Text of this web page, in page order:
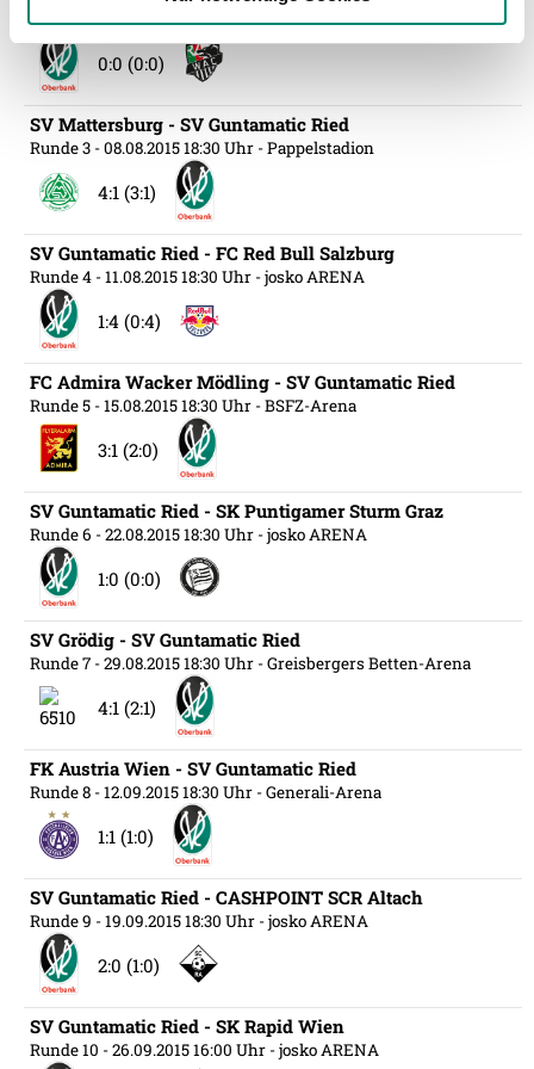
gesammelt haben.
Weitere Details, insbesondere zu Speicherdauer und
Empfänger entnehmen Sie unserer
Datenschutzerklärung
Runde 2- 02.08.2015 16:30 Uhr- josko ARENA
0:0 (0:0)
SV Mattersburg - SV Guntamatic Ried
Runde 3 - 08.08.2015 18:30 Uhr - Pappelstadion
4:1 (3:1)
SV Guntamatic Ried - FC Red Bull Salzburg
Runde 4 - 11.08.2015 18:30 Uhr - josko ARENA
1:4 (0:4)
FC Admira Wacker Mödling - SV Guntamatic Ried
Runde 5 - 15.08.2015 18:30 Uhr - BSFZ-Arena
3:1 (2:0)
SV Guntamatic Ried - SK Puntigamer Sturm Graz
Runde 6 - 22.08.2015 18:30 Uhr - josko ARENA
1:0 (0:0)
SV Grödig - SV Guntamatic Ried
Runde 7 - 29.08.2015 18:30 Uhr - Greisbergers Betten-Arena
4:1 (2:1)
FK Austria Wien - SV Guntamatic Ried
Runde 8 - 12.09.2015 18:30 Uhr - Generali-Arena
1:1 (1:0)
SV Guntamatic Ried - CASHPOINT SCR Altach
Runde 9 - 19.09.2015 18:30 Uhr - josko ARENA
2:0 (1:0)
SV Guntamatic Ried - SK Rapid Wien
Runde 10 - 26.09.2015 16:00 Uhr - josko ARENA